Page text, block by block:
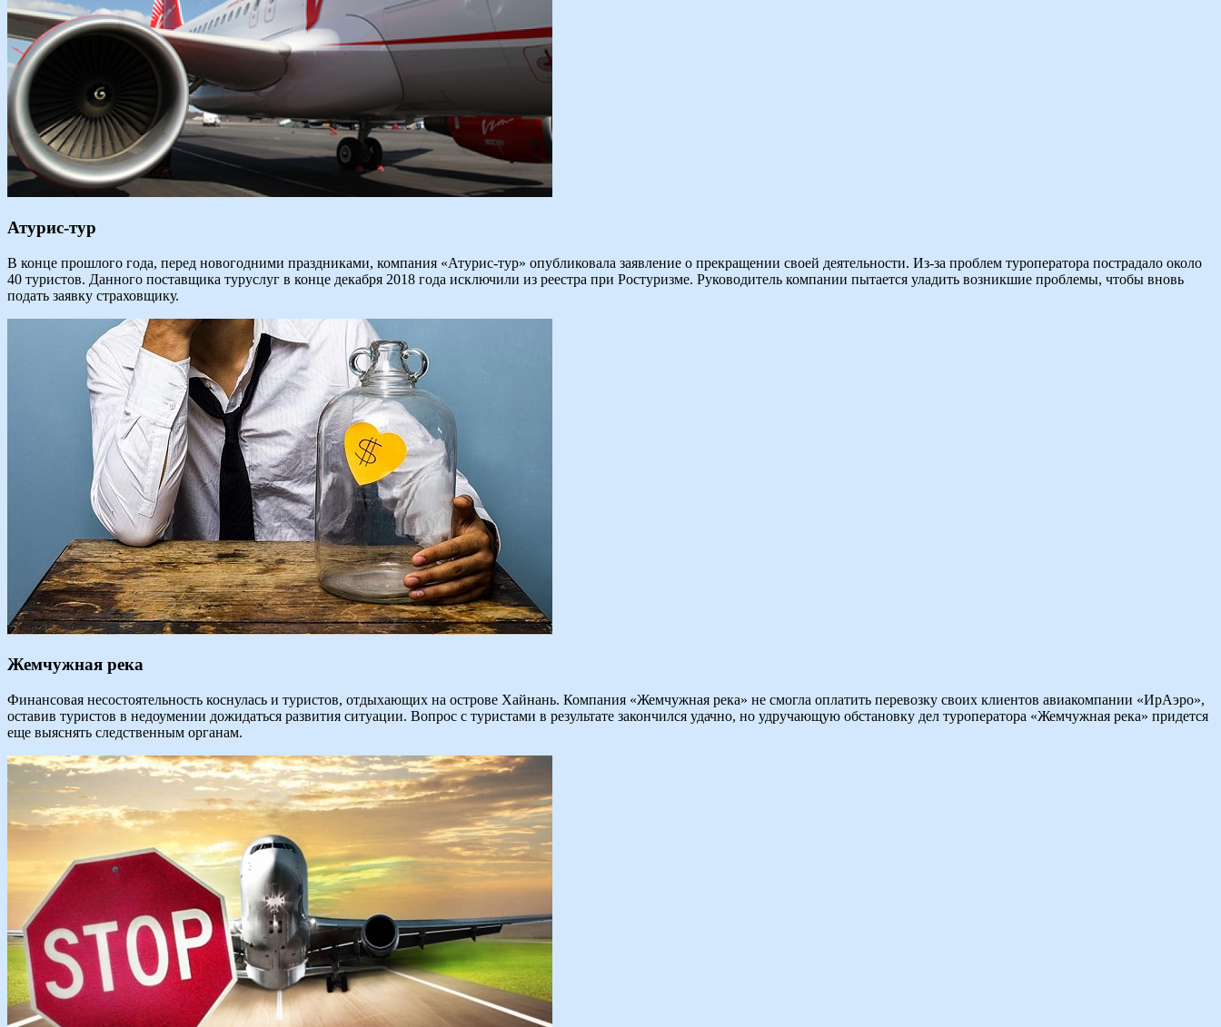
Атурис-тур
В конце прошлого года, перед новогодними праздниками, компания «Атурис-тур» опубликовала заявление о прекращении своей деятельности. Из-за проблем туроператора пострадало около
40 туристов. Данного поставщика туруслуг в конце декабря 2018 года исключили из реестра при Ростуризме. Руководитель компании пытается уладить возникшие проблемы, чтобы вновь
подать заявку страховщику.
Жемчужная река
Финансовая несостоятельность коснулась и туристов, отдыхающих на острове Хайнань. Компания «Жемчужная река» не смогла оплатить перевозку своих клиентов авиакомпании «ИрАэро»,
оставив туристов в недоумении дожидаться развития ситуации. Вопрос с туристами в результате закончился удачно, но удручающую обстановку дел туроператора «Жемчужная река» придется
еще выяснять следственным органам.